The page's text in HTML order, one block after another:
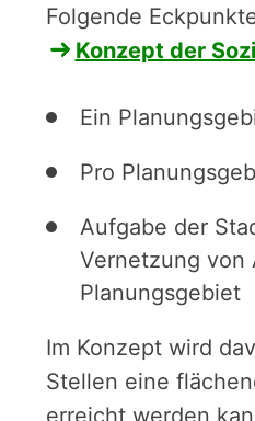
Folgende
Konzept der
Ein
Pro
Aufgabe der
Vernetzung von
Planungsgebiet
Im Konzept wird
Stellen eine
erreicht werden